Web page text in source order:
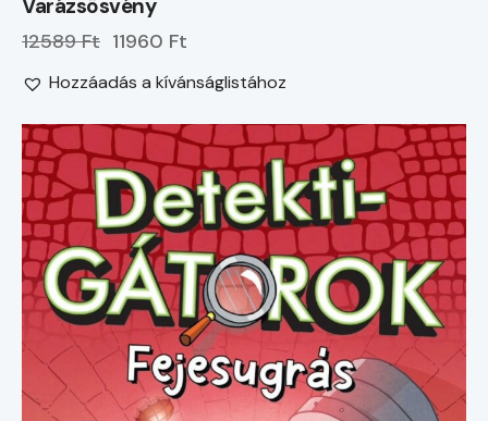
Varázsösvény
12589 Ft 11960 Ft
Hozzáadás a kívánságlistához